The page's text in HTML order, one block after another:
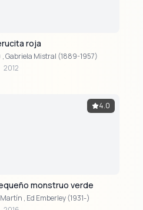
roja
,Gabriela Mistral (1889-1957)
2012
4.0
monstruo verde
, Ed Emberley (1931-)